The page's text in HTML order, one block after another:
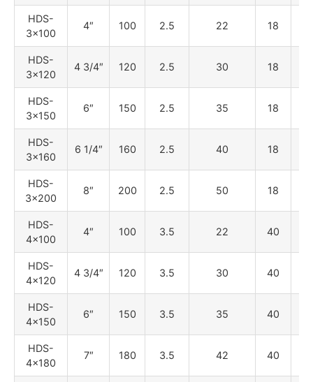
HDS-
3×100
4″ 100 2.5 22 18
HDS-
3×120
4 3/4″ 120 2.5 30 18
HDS-
3×150
6″ 150 2.5 35 18
HDS-
3×160
6 1/4″ 160 2.5 40 18
HDS-
3×200
8″ 200 2.5 50 18
HDS-
4×100
4″ 100 3.5 22 40
HDS-
4×120
4 3/4″ 120 3.5 30 40
HDS-
4×150
6″ 150 3.5 35 40
HDS-
4×180
7″ 180 3.5 42 40